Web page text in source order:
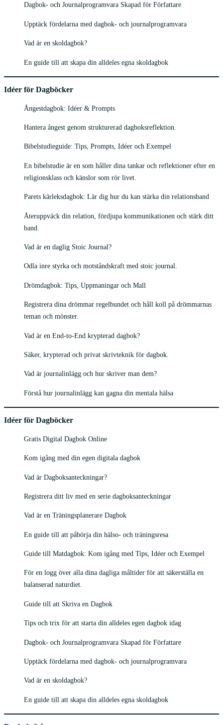
Dagbok- och Journalprogramvara Skapad för Författare
Upptäck fördelarna med dagbok- och journalprogramvara
Vad är en skoldagbok?
En guide till att skapa din alldeles egna skoldagbok
Idéer för Dagböcker
Ångestdagbok: Idéer & Prompts
Hantera ångest genom strukturerad dagboksreflektion.
Bibelstudieguide: Tips, Prompts, Idéer och Exempel
En bibelstudie är en som håller dina tankar och reflektioner efter en
religionsklass och känslor som rör livet.
Parets kärleksdagbok: Lär dig hur du kan stärka din relationsband
Återuppväck din relation, fördjupa kommunikationen och stärk ditt
band.
Vad är en daglig Stoic Journal?
Odla inre styrka och motståndskraft med stoic journal.
Drömdagbok: Tips, Uppmaningar och Mall
Registrera dina drömmar regelbundet och håll koll på drömmarnas
teman och mönster.
Vad är en End-to-End krypterad dagbok?
Säker, krypterad och privat skrivteknik för dagbok.
Vad är journalinlägg och hur skriver man dem?
Förstå hur journalinlägg kan gagna din mentala hälsa
Idéer för Dagböcker
Gratis Digital Dagbok Online
Kom igång med din egen digitala dagbok
Vad är Dagboksanteckningar?
Registrera ditt liv med en serie dagboksanteckningar
Vad är en Träningsplanerare Dagbok
En guide till att påbörja din hälso- och träningsresa
Guide till Matdagbok: Kom igång med Tips, Idéer och Exempel
För en logg över alla dina dagliga måltider för att säkerställa en
balanserad naturdiet.
Guide till att Skriva en Dagbok
Tips och trix för att starta din alldeles egen dagbok idag
Dagbok- och Journalprogramvara Skapad för Författare
Upptäck fördelarna med dagbok- och journalprogramvara
Vad är en skoldagbok?
En guide till att skapa din alldeles egna skoldagbok